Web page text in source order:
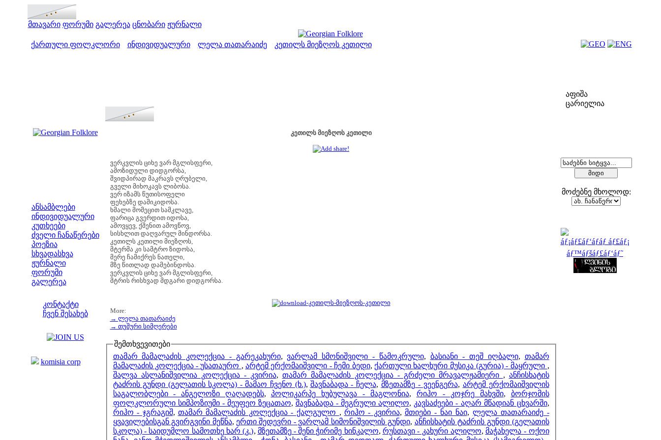
მთავარი ფორუმი გალერეა ცნობარი ჟურნალი
ქართული ფოლკლორი ინდივიდუალური ლელა თათარაიძე კეთილს მიეზღოს კეთილი
ანსამბლები
ინდივიდუალური
კუთხეები
ძველი ჩანაწერები
პოეზია
სხვადასხვა
ჟურნალი
ფორუმი
გალერეა
კონტაქტი
ჩვენ შესახებ
komisia corp
კეთილს მიეზღოს კეთილი
ვერკვლის ციხე ვარ მგლისფერი,
ამოზიდული დიდგორსა,
შვიდპირად მაკრავს ღრუბელი,
გველი მიხოკავს ლიბოსა.
ვერ იზამს წუთისოფელი
ფეხებზე დამიკიდოსა.
ხმალი მომეცით სამკლავე,
ფარიცა გვერდით იდოსა,
ამოვყევ, ქშენით ამოვწოვ,
სისხლით დაღვარულ მინდორსა.
კეთილს კეთილი მიეზღოს,
მტერმა კი სამტრო ზიდოსა,
მერე ჩამიქრეს ნათელი,
მზე წითლად დამებინდოსა.
ვერკვლის ციხე ვარ მგლისფერი,
მტრის რისხვად მდგარი დიდგორსა.
More:
→ ლელა თათარაიძე
→ თუშური სიმღერები
შემთხვევითები
თამარ მამალაძის კოლექცია - გარეკახური, ვარლამ სმონიშვილი - წამოკრული, ბასიანი - თეშ იღბალი, თამარ
მამალაძის კოლექცია - უსათაურო , არტემ ერქომაიშვილი - ჩემი ბედი, ქართული ხალხური მუსიკა (გურია) - მაყრული ,
შალვა ასლანიშვილია კოლექცია - კვირია, თამარ მამალაძის კოლექცია - გრძელი მრავალჟამიერი , ანჩისხატის
ტაძრის გუნდი (გელათის სკოლა) - მამაო ჩვენო (ხ.), შავნაბადა - ჩელა, მზეთამზე - ვეენგერა, არტემ ერქომაიშვილის
საგალობლები - ანგელოზი ღაღადებს, პოლიკარპე ხუბულავა - მაგლონია, რიჰო - კოჯრე მახვში, ბორჯომის
ფოლკლორული სიმპოზიუმი - მეუფეო ზეცათაო, შავნაბადა - მეგრული ალილო, კავსაძეები - აღარ მწადიან ცხვარში,
რიჰო - ჯგრაგიშ, თამარ მამალაძის კოლექცია - ქალგულო , რიჰო - კვირია, მთიები - ნაი ნაი, ლელა თათარაიძე -
ყვავილებისგან გვირგვინი მეწნა, ერთი შედევრი - ვარლამ სიმონიშვილის გუნდი, ანჩისხატის ტაძრის გუნდი (გელათის
სკოლა) - საიდუმლო სამოთხე ხარ (კ.), მზეთამზე - შენი ჭირიმე ხინკალო, რუსთავი - კახური ალილო, მაჭახელა - ოქოი
აფიშა
ცარიელია
მოძებნე მხოლოდ: